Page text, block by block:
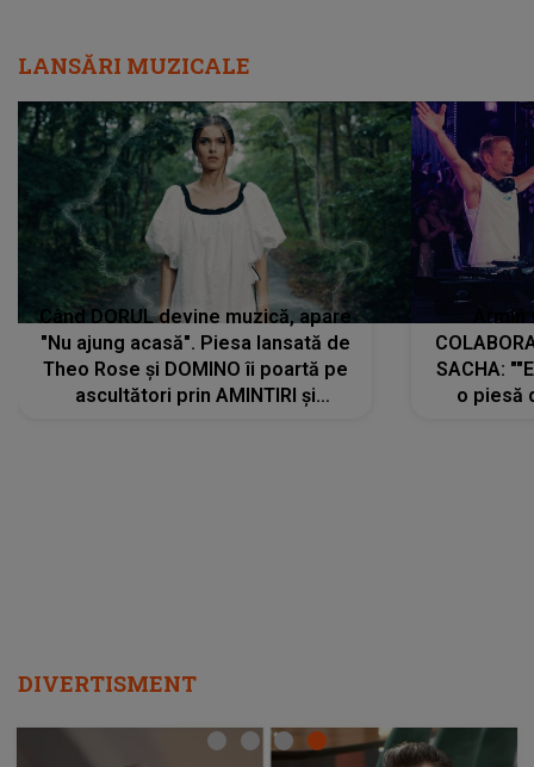
LANSĂRI MUZICALE
Când DORUL devine muzică, apare
"Nu ajung acasă". Piesa lansată de
Theo Rose și DOMINO îi poartă pe
ascultători prin AMINTIRI și
SACHA:
o piesă
DIVERTISMENT